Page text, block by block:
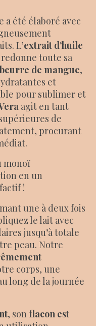
été élaboré avec
L’extrait d’huile
toute sa
beurre de mangue,
et
pour sublimer et
agit en tant
de
procurant
monoï
en un
!
une à deux fois
le lait avec
jusqu’à totale
peau. Notre
corps, une
long de la journée
, son flacon est